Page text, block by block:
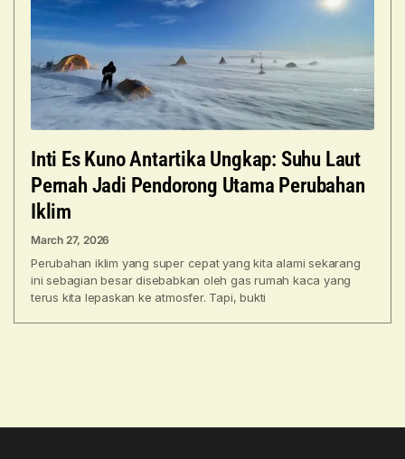
Inti Es Kuno Antartika Ungkap: Suhu Laut
Pernah Jadi Pendorong Utama Perubahan
Iklim
March 27, 2026
Perubahan iklim yang super cepat yang kita alami sekarang
ini sebagian besar disebabkan oleh gas rumah kaca yang
terus kita lepaskan ke atmosfer. Tapi, bukti